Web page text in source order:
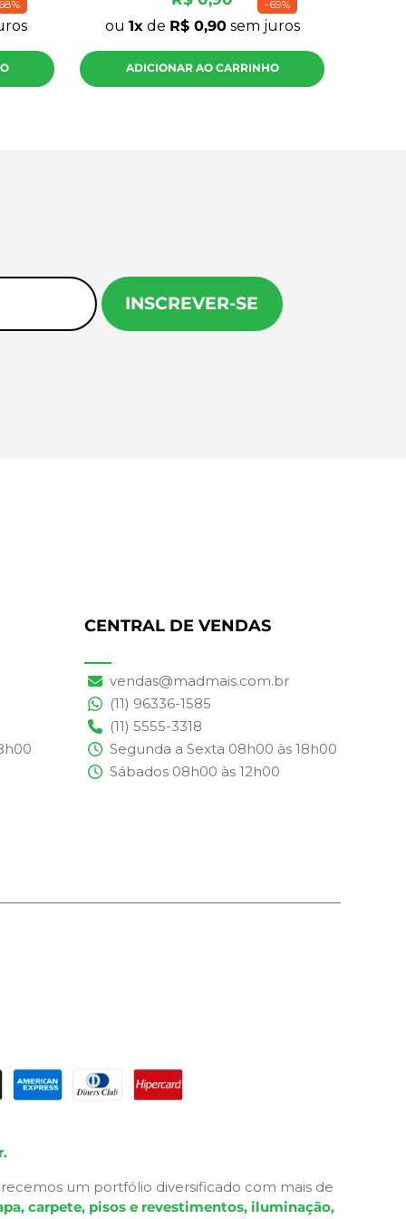
68% -69%
ou 1 de R$ 0,90sem juros
ADICIONAR AO CARRINHO
INSCREVER-SE
CENTRAL DE VENDAS
vendas@madmais.com.br
(11) 96336-1585
(11) 5555-3318
Segunda a Sexta 08h00 às 18h00
Sábados 08h00 às 12h00
um portfólio diversificado com mais de
carpete, pisos e revestimentos, iluminação,